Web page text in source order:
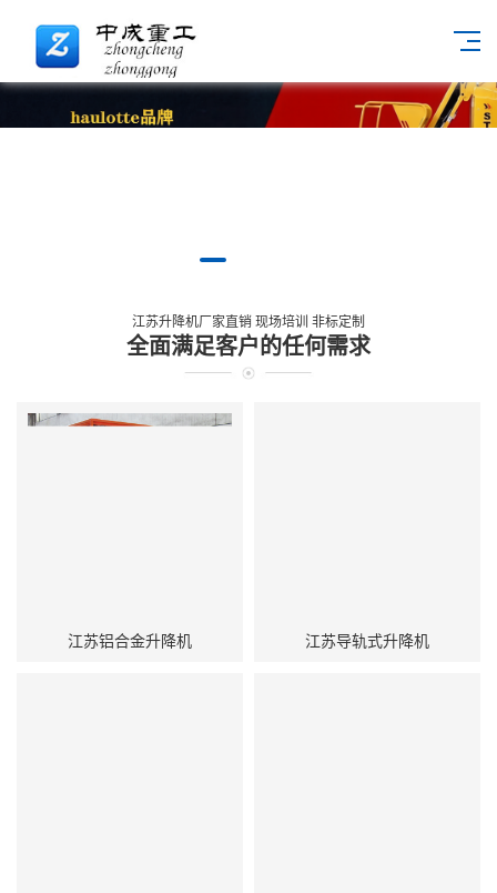
江苏升降机厂家直销 现场培训 非标定制
全面满足客户的任何需求
江苏铝合金升降机 江苏导轨式升降机